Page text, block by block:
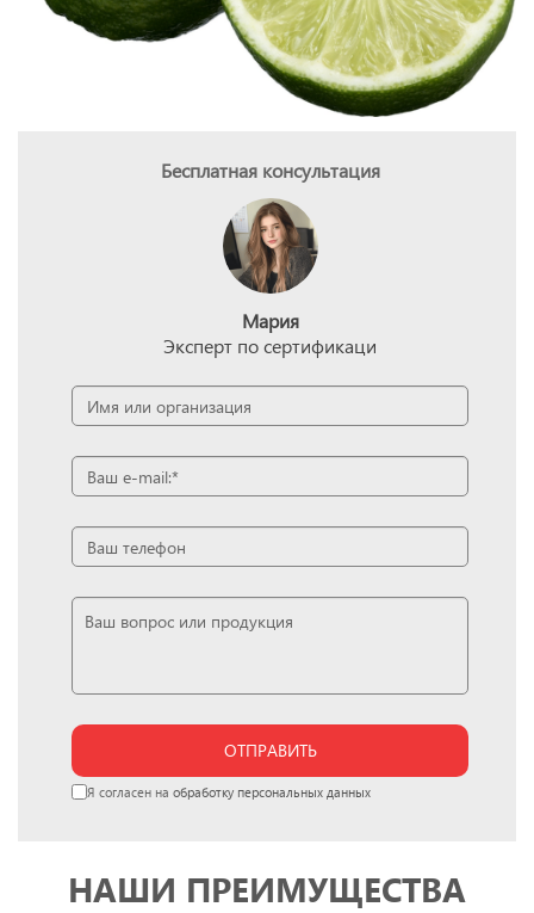
Бесплатная консультация
Мария
Эксперт по сертификаци
ОТПРАВИТЬ
Я согласен на обработку персональных данных
НАШИ ПРЕИМУЩЕСТВА